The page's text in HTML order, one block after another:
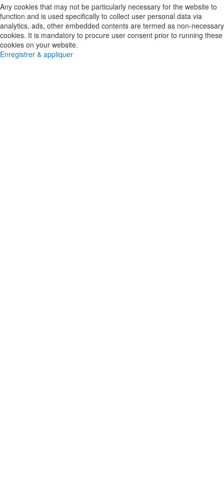
Any cookies that may not be particularly necessary for the website to
function and is used specifically to collect user personal data via
analytics, ads, other embedded contents are termed as non-necessary
cookies. It is mandatory to procure user consent prior to running these
cookies on your website.
Enregistrer & appliquer